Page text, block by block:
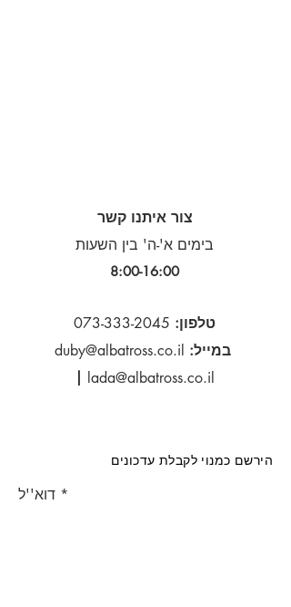
צור איתנו קשר
בימים א'-ה' בין השעות
8:00-16:00​
טלפון: 073-333-2045
במייל: duby@albatross.co.il
| lada@albatross.co.il
הירשם כמנוי לקבלת עדכונים
דוא''ל